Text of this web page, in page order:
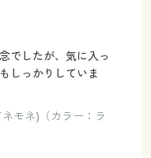
でしたが、気に入っ
しっかりしていま
モネ)（カラー：ラ